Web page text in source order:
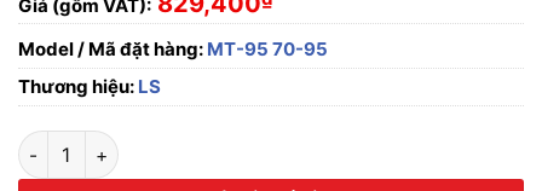
Giá (gồm VAT):
Model / Mã đặt hàng: MT-95 70-95
Thương hiệu: LS
MT95 Rờ le nhiệt 82.5A (70-95A) LS số lượng